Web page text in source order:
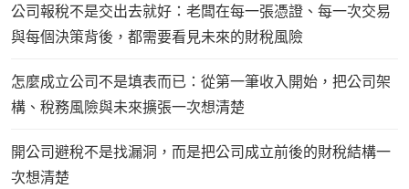
公司報稅不是交出去就好：老闆在每一張憑證、每一次交易
與每個決策背後，都需要看見未來的財稅風險
怎麼成立公司不是填表而已：從第一筆收入開始，把公司架
構、稅務風險與未來擴張一次想清楚
開公司避稅不是找漏洞，而是把公司成立前後的財稅結構一
次想清楚